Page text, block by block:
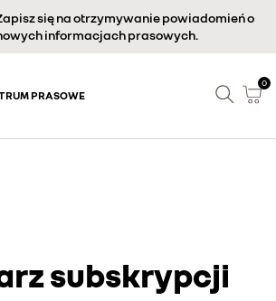
się na otrzymywanie powiadomień o
informacjach prasowych.
PRASOWE
0
subskrypcji